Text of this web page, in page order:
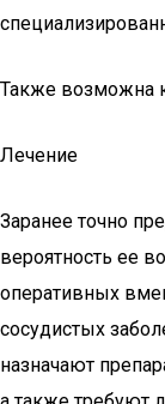
Также возможна
Лечение
Заранее точно
вероятность ее
оперативных
сосудистых
назначают